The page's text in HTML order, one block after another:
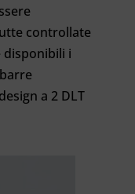
controllate
i
a 2 DLT